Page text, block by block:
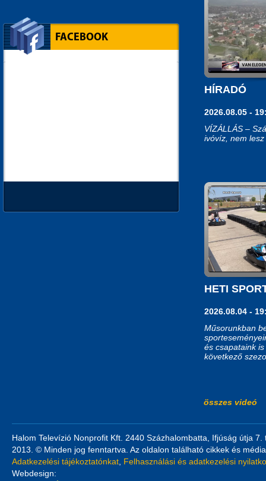
HÍRADÓ
2026.08.05 -
VÍZÁLLÁS –
ivóvíz, nem
HETI
2026.08.04 -
Műsorunkban
és csapataink
következő
összes videó
FACEBOOK
Halom Televízió Nonprofit Kft. 2440 Százhalombatta, Ifjúság útja
2013. © Minden jog fenntartva. Az oldalon található cikkek és
Adatkezelési tájékoztatónkat Felhasználási és adatkezelési
Webdesign: